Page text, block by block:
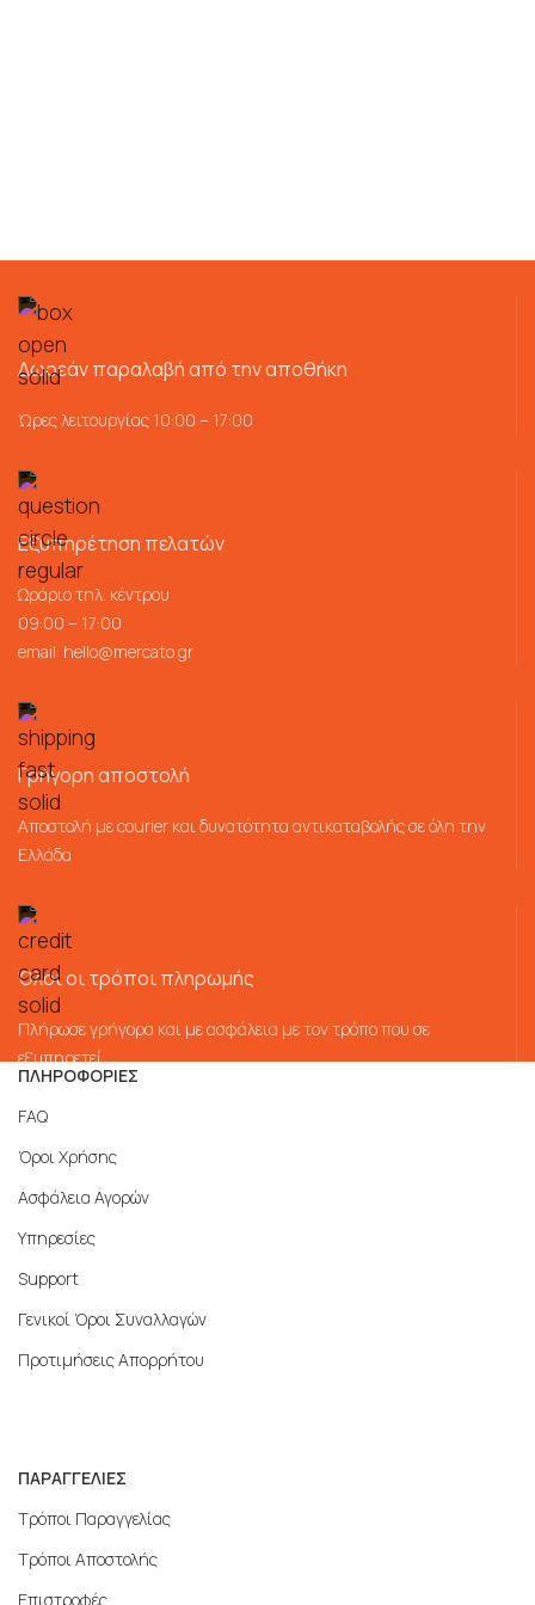
Δωρεάν παραλαβή από την αποθήκη
Ώρες λειτουργίας 10:00 – 17:00
Εξυπηρέτηση πελατών
Ωράριο τηλ. κέντρου
09:00 – 17:00
email: hello@mercato.gr
Γρήγορη αποστολή
Αποστολή με courier και δυνατότητα αντικαταβολής σε όλη την
Ελλάδα
Όλοι οι τρόποι πληρωμής
Πλήρωσε γρήγορα και με ασφάλεια με τον τρόπο που σε
εξυπηρετεί
ΠΛΗΡΟΦΟΡΙΕΣ
FAQ
Όροι Χρήσης
Ασφάλεια Αγορών
Υπηρεσίες
Support
Γενικοί Όροι Συναλλαγών
Προτιμήσεις Απορρήτου
ΠΑΡΑΓΓΕΛΙΕΣ
Τρόποι Παραγγελίας
Τρόποι Αποστολής
Επιστροφές